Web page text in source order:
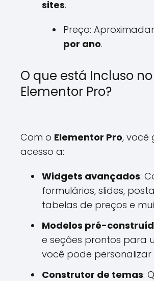
sites.
Preço:
por ano.
O que está Incluso no
Elementor Pro?
Com o Elementor Pro, você
acesso a:
Widgets avançados:
formulários, slides,
tabelas de preços e
Modelos pré-
e seções prontos para
você pode personalizar
Construtor de temas: